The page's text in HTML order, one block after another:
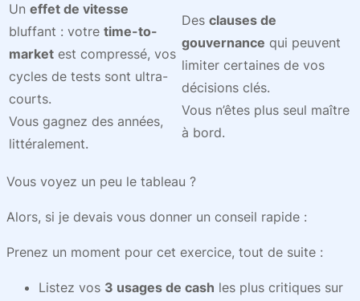
Un effet de vitesse
bluffant : votre time-to-
market est compressé, vos
cycles de tests sont ultra-
courts.
Vous gagnez des années,
littéralement.
Des clauses de
gouvernance qui peuvent
limiter certaines de vos
décisions clés.
Vous n’êtes plus seul maître
à bord.
Vous voyez un peu le tableau ?
Alors, si je devais vous donner un conseil rapide :
Prenez un moment pour cet exercice, tout de suite :
Listez vos 3 usages de cash les plus critiques sur